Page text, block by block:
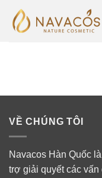
VỀ CHÚNG TÔI
Navacos Hàn Quốc
trợ giải quyết các